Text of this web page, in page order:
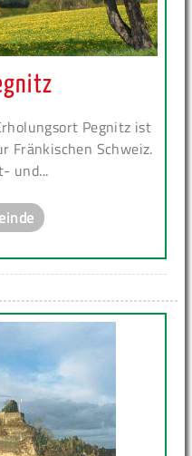
Pegnitz ist
Fränkischen Schweiz.
und...